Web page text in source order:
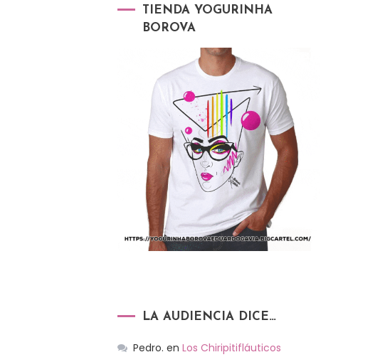
TIENDA YOGURINHA
BOROVA
LA AUDIENCIA DICE…
Pedro. en Los Chiripitifláuticos